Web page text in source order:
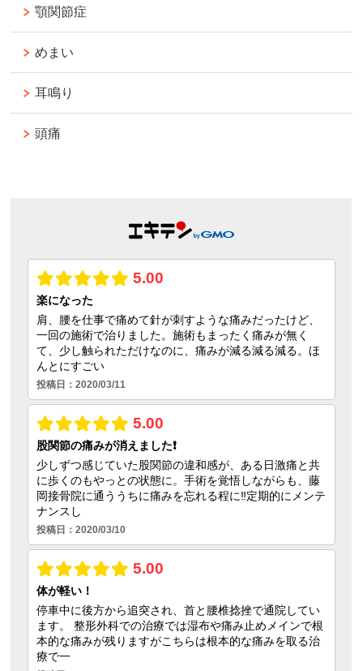
顎関節症
めまい
耳鳴り
頭痛